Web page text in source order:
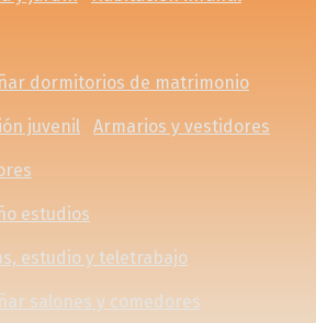
dormitorios de matrimonio
juvenil Armarios y vestidores
estudios
estudio y teletrabajo
salones y comedores